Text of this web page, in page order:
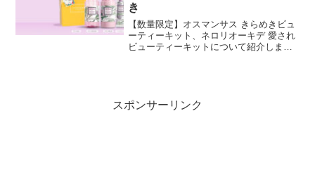
き
【数量限定】オスマンサス きらめきビュ
ーティーキット、ネロリオーキデ 愛され
ビューティーキットについて紹介しま
スポンサーリンク